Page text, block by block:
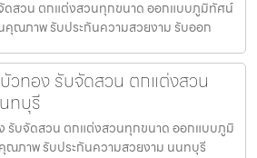
ดสวน ตกแต่งสวนทุกขนาด ออกแบบภูมิทัศน์
คุณภาพ รับประกันความสวยงาม รับออก
วทอง รับจัดสวน ตกแต่งสวน
ทบุรี
รับจัดสวน ตกแต่งสวนทุกขนาด ออกแบบภูมิ
ณภาพ รับประกันความสวยงาม นนทบุรี